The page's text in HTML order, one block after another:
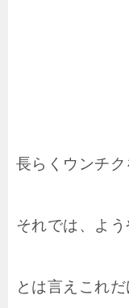
長らくウンチ
それでは、よ
とは言えこれ